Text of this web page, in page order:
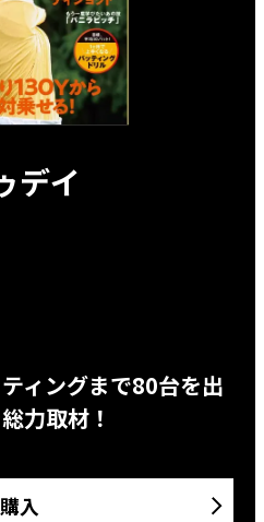
デイ
ィングまで80台を出
力取材！
購入